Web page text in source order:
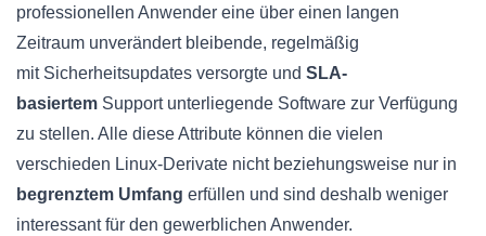
professionellen Anwender eine über einen langen
Zeitraum unverändert bleibende, regelmäßig
mit Sicherheitsupdates versorgte und SLA-
basiertem Support unterliegende Software zur Verfügung
zu stellen. Alle diese Attribute können die vielen
verschieden Linux-Derivate nicht beziehungsweise nur in
begrenztem Umfang erfüllen und sind deshalb weniger
interessant für den gewerblichen Anwender.